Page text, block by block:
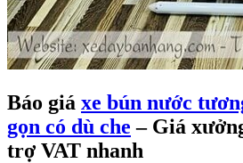
Báo giá xe bún nước
gọn có dù che – Giá
trợ VAT nhanh